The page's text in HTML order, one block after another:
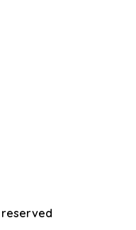
reserved